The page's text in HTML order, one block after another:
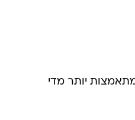
יותר מדי